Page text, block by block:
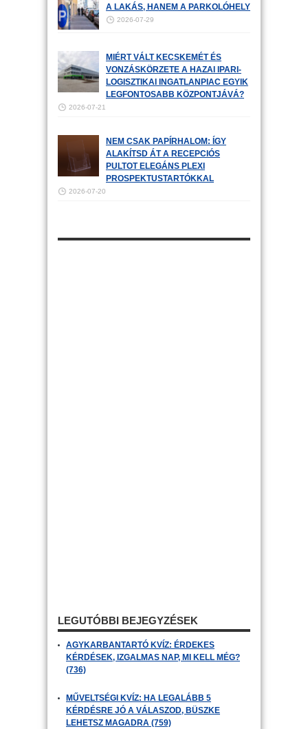
A LAKÁS, HANEM A PARKOLÓHELY
2026-07-29
MIÉRT VÁLT KECSKEMÉT ÉS
VONZÁSKÖRZETE A HAZAI IPARI-
LOGISZTIKAI INGATLANPIAC EGYIK
LEGFONTOSABB KÖZPONTJÁVÁ?
2026-07-21
NEM CSAK PAPÍRHALOM: ÍGY
ALAKÍTSD ÁT A RECEPCIÓS
PULTOT ELEGÁNS PLEXI
PROSPEKTUSTARTÓKKAL
2026-07-20
LEGUTÓBBI BEJEGYZÉSEK
AGYKARBANTARTÓ KVÍZ: ÉRDEKES
KÉRDÉSEK, IZGALMAS NAP, MI KELL MÉG?
(736)
MŰVELTSÉGI KVÍZ: HA LEGALÁBB 5
KÉRDÉSRE JÓ A VÁLASZOD, BÜSZKE
LEHETSZ MAGADRA (759)